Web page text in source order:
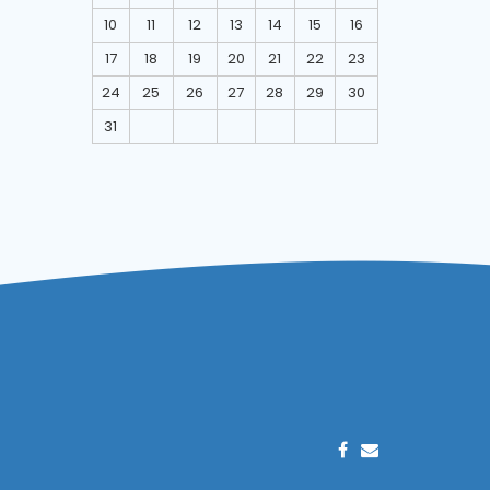
10
11 12 13 14 15
16
17
18 19 20 21 22
23
24
25 26 27 28 29
30
31